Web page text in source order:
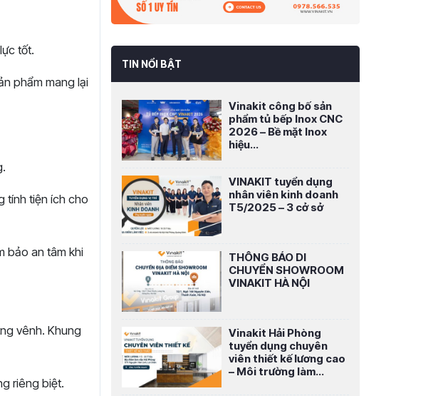
tốt.
phẩm mang lại
tính tiện ích cho
bảo an tâm khi
vênh. Khung
riêng biệt.
TIN NỔI BẬT
Vinakit công bố sản
phẩm tủ bếp Inox CNC
2026 – Bề mặt Inox
hiệu...
VINAKIT tuyển dụng
nhân viên kinh doanh
T5/2025 – 3 cở sở
THÔNG BÁO DI
CHUYỂN SHOWROOM
VINAKIT HÀ NỘI
Vinakit Hải Phòng
tuyển dụng chuyên
viên thiết kế lương cao
– Môi trường làm...